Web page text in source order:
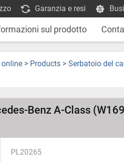
Garanzia e resi
sul prodotto
> Products > Serbatoio del
Benz A-Class
PL20265